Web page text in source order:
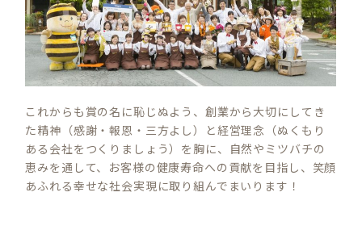
これからも賞の名に恥じぬよう、創業から大切にしてき
た精神（感謝・報恩・三方よし）と経営理念（ぬくもり
ある会社をつくりましょう）を胸に、自然やミツバチの
恵みを通して、お客様の健康寿命への貢献を目指し、笑顔
あふれる幸せな社会実現に取り組んでまいります！